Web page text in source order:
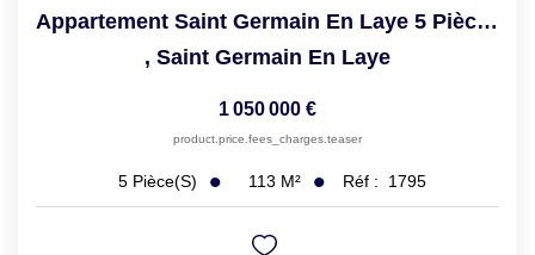
Appartement Saint Germain En Laye 5 Pièce(s) Duplex De...
, Saint Germain En Laye
1 050 000 €
product.price.fees_charges.teaser
5 Pièce(s) 113 M² Réf : 1795